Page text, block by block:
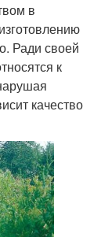
в
Ради своей
к
качество